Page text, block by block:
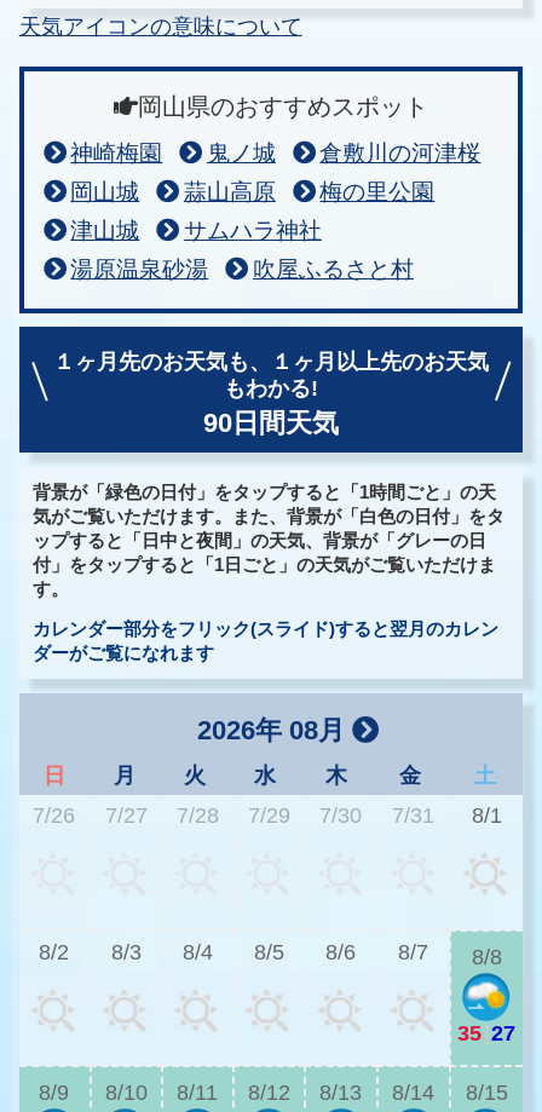
天気アイコンの意味について
岡山県のおすすめスポット
神崎梅園 鬼ノ城
倉敷川の河津桜
岡山城
蒜山高原
梅の里公園
津山城
サムハラ神社
湯原温泉砂湯
吹屋ふるさと村
１ヶ月先のお天気も、
１ヶ月以上先のお天気
もわかる!
90日間天気
背景が「緑色の日付」をタップすると「1時間ごと」の天
気がご覧いただけます。また、背景が「白色の日付」をタ
ップすると「日中と夜間」の天気、背景が「グレーの日
付」をタップすると「1日ごと」の天気がご覧いただけま
す。
カレンダー部分をフリック(スライド)すると翌月のカレン
ダーがご覧になれます
2026年 08月
日 月 火 水 木 金
土
7/26
7/27 7/28 7/29 7/30 7/31 8/1
8/2 8/3 8/4 8/5 8/6 8/7 8/8
35|27
8/9 8/10 8/11 8/12 8/13 8/14 8/15